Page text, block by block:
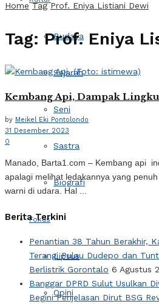
Budaya
Sejarah
Seni
Sastra
Biografi
Fokus
Lipsus
Opini
Home Tag Prof. Eniya Listiani Dewi
Tag:Prof. Eniya
Kembang Api, Dampak
by Meikel Eki Pontolondo
31 Desember 2023
0
Manado, Barta1.com – Kembang api
apalagi melihat ledakannya yang
warni di udara. Hal ...
Berita Terkini
Penantian 38 Tahun Berakhir,
Terangi Pulau Dudepo dan
Berlistrik Gorontalo 6 Agustus
Banggar DPRD Sulut Usulkan
Begini Penjelasan Dirut BSG